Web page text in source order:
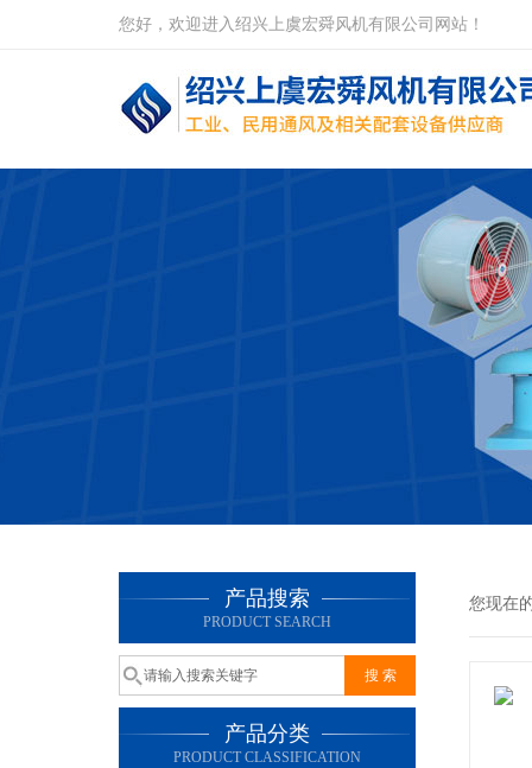
您好，欢迎进入绍兴上虞宏舜风机有限公司网站！
产品搜索
PRODUCT SEARCH
产品分类
PRODUCT CLASSIFICATION
您现在